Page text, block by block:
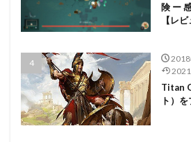
険 ー
【レ
Titan
ト）を